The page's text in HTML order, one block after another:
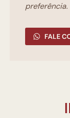
preferência.
FALE